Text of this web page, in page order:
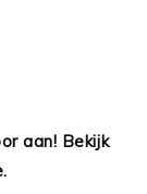
aan! Bekijk